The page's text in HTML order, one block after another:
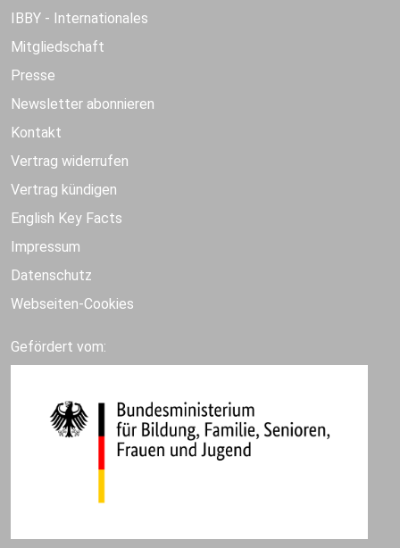
IBBY - Internationales
Mitgliedschaft
Presse
Newsletter abonnieren
Kontakt
Vertrag widerrufen
Vertrag kündigen
English Key Facts
Impressum
Datenschutz
Webseiten-Cookies
Gefördert vom: